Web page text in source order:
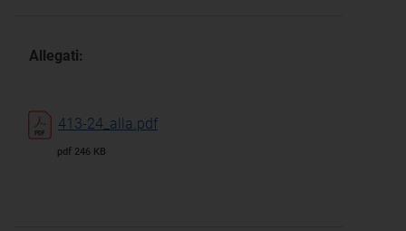
Allegati:
413-24_alla.pdf
pdf 246 KB